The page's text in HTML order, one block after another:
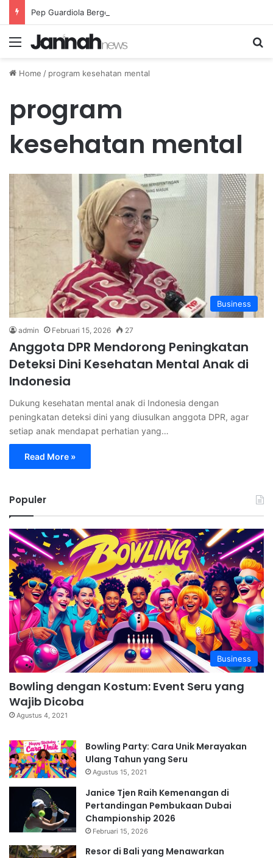
Menu
Home / program kesehatan mental
program
kesehatan mental
Business
admin Februari 15, 2026 27
Anggota DPR Mendorong Peningkatan
Deteksi Dini Kesehatan Mental Anak di
Indonesia
Dukung kesehatan mental anak di Indonesia dengan
peningkatan deteksi dini yang diusulkan anggota DPR, agar
setiap anak mendapat perhatian yang…
Read More »
Populer
Business
Bowling dengan Kostum: Event Seru yang
Wajib Dicoba
Agustus 4, 2021
Bowling Party: Cara Unik Merayakan
Ulang Tahun yang Seru
Agustus 15, 2021
Janice Tjen Raih Kemenangan di
Pertandingan Pembukaan Dubai
Championship 2026
Februari 15, 2026
Resor di Bali yang Menawarkan